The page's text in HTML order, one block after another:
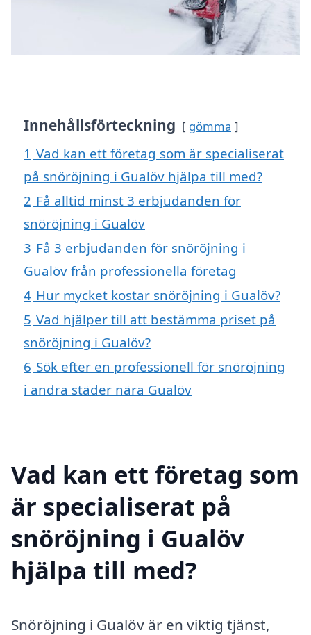
Innehållsförteckning gömma
1 Vad kan ett företag som är specialiserat
på snöröjning i Gualöv hjälpa till med?
2 Få alltid minst 3 erbjudanden för
snöröjning i Gualöv
3 Få 3 erbjudanden för snöröjning i
Gualöv från professionella företag
4 Hur mycket kostar snöröjning i Gualöv?
5 Vad hjälper till att bestämma priset på
snöröjning i Gualöv?
6 Sök efter en professionell för snöröjning
i andra städer nära Gualöv
Vad kan ett företag som
är specialiserat på
snöröjning i Gualöv
hjälpa till med?
Snöröjning i Gualöv är en viktig tjänst,